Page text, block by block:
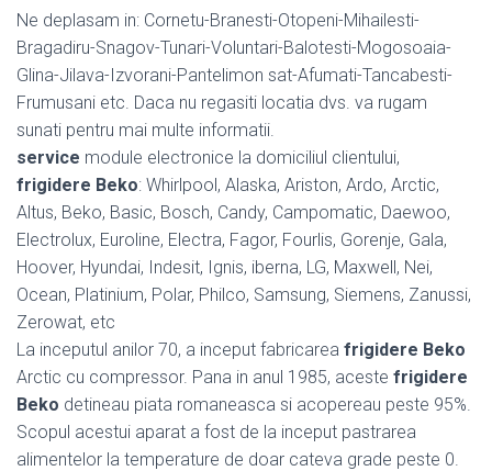
Ne deplasam in: Cornetu-Branesti-Otopeni-Mihailesti-
Bragadiru-Snagov-Tunari-Voluntari-Balotesti-Mogosoaia-
Glina-Jilava-Izvorani-Pantelimon sat-Afumati-Tancabesti-
Frumusani etc. Daca nu regasiti locatia dvs. va rugam
sunati pentru mai multe informatii.
service module electronice la domiciliul clientului,
frigidere Beko: Whirlpool, Alaska, Ariston, Ardo, Arctic,
Altus, Beko, Basic, Bosch, Candy, Campomatic, Daewoo,
Electrolux, Euroline, Electra, Fagor, Fourlis, Gorenje, Gala,
Hoover, Hyundai, Indesit, Ignis, iberna, LG, Maxwell, Nei,
Ocean, Platinium, Polar, Philco, Samsung, Siemens, Zanussi,
Zerowat, etc
La inceputul anilor 70, a inceput fabricarea frigidere Beko
Arctic cu compressor. Pana in anul 1985, aceste frigidere
Beko detineau piata romaneasca si acopereau peste 95%.
Scopul acestui aparat a fost de la inceput pastrarea
alimentelor la temperature de doar cateva grade peste 0.